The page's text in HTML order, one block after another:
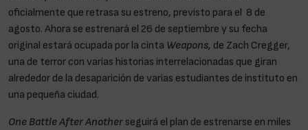
oficialmente que retrasa su estreno, previsto para el 8 de
agosto. Ahora se estrenará el 26 de septiembre y su fecha
original estará ocupada por la cinta Weapons, de Zach Cregger,
una de terror con varias historias interrelacionadas que giran
alrededor de la desaparición de varias estudiantes de instituto en
una pequeña ciudad.
One Battle After Another seguirá el plan de estrenarse en miles